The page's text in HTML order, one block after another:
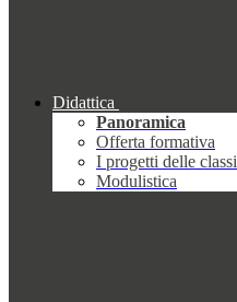
Didattica
Panoramica
Offerta formativa
I progetti delle classi
Modulistica